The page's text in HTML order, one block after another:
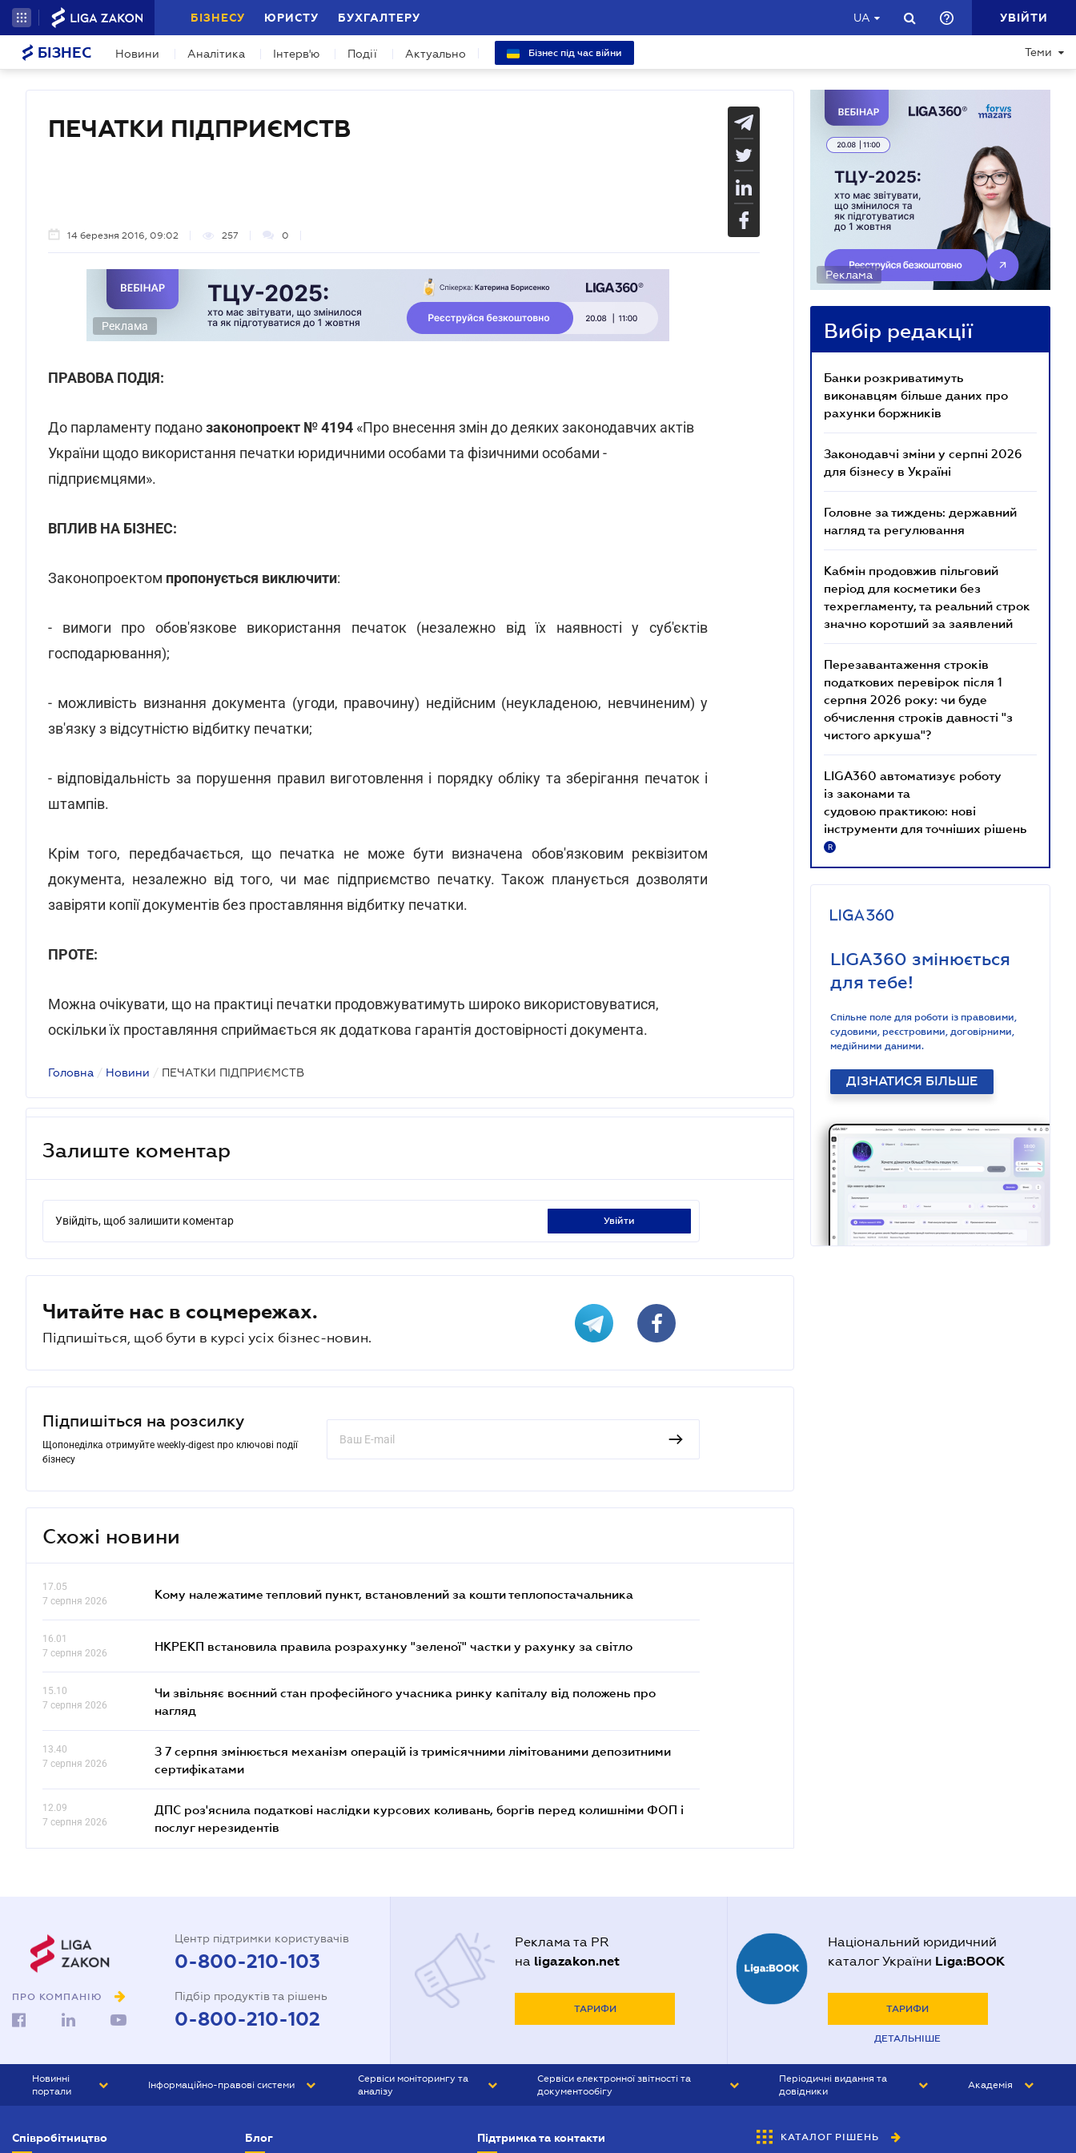
БІЗНЕСУ ЮРИСТУ БУХГАЛТЕРУ UA УВІЙТИ
БІЗНЕС Новини Аналітика Інтерв'ю Події Актуально Бізнес під час війни Теми
ПЕЧАТКИ ПІДПРИЄМСТВ
14 березня 2016, 09:02 257 0
Реклама
ПРАВОВА ПОДІЯ:
До парламенту поданозаконопроект № 4194 «Про внесення змін до деяких законодавчих актів
України щодо використання печатки юридичними особами та фізичними особами -
підприємцями».
ВПЛИВ НА БІЗНЕС:
Законопроектом пропонується виключити:
- вимоги про обов'язкове використання печаток (незалежно від їх наявності у суб'єктів
господарювання);
- можливість визнання документа (угоди, правочину) недійсним (неукладеною, невчиненим) у
зв'язку з відсутністю відбитку печатки;
- відповідальність за порушення правил виготовлення і порядку обліку та зберігання печаток і
штампів.
Крім того, передбачається, що печатка не може бути визначена обов'язковим реквізитом
документа, незалежно від того, чи має підприємство печатку. Також планується дозволяти
завіряти копії документів без проставляння відбитку печатки.
ПРОТЕ:
Можна очікувати, що на практиці печатки продовжуватимуть широко використовуватися,
оскільки їх проставляння сприймається як додаткова гарантія достовірності документа.
Головна / Новини / ПЕЧАТКИ ПІДПРИЄМСТВ
Залиште коментар
Увійдіть, щоб залишити коментар увійти
Читайте нас в соцмережах.
Підпишіться, щоб бути в курсі усіх бізнес-новин.
Підпишіться на розсилку
Щопонеділка отримуйте weekly-digest про ключові події
бізнесу
Схожі новини
17.05
7 серпня 2026
Кому належатиме тепловий пункт, встановлений за кошти теплопостачальника
16.01
7 серпня 2026
НКРЕКП встановила правила розрахунку "зеленої" частки у рахунку за світло
15.10
7 серпня 2026
Чи звільняє воєнний стан професійного учасника ринку капіталу від положень про
нагляд
13.40
7 серпня 2026
З 7 серпня змінюється механізм операцій із тримісячними лімітованими депозитними
сертифікатами
12.09
7 серпня 2026
ДПС роз'яснила податкові наслідки курсових коливань, боргів перед колишніми ФОП і
послуг нерезидентів
Реклама
Вибір редакції
Банки розкриватимуть
виконавцям більше даних про
рахунки боржників
Законодавчі зміни у серпні 2026
для бізнесу в Україні
Головне за тиждень: державний
нагляд та регулювання
Кабмін продовжив пільговий
період для косметики без
техрегламенту, та реальний строк
значно коротший за заявлений
Перезавантаження строків
податкових перевірок після 1
серпня 2026 року: чи буде
обчислення строків давності "з
чистого аркуша"?
LIGA360 автоматизує роботу
із законами та
судовою практикою: нові
інструменти для точніших рішень
R
LIGA360 змінюється
для тебе!
Спільне поле для роботи із правовими,
судовими, реєстровими, договірними,
медійними даними.
ДІЗНАТИСЯ БІЛЬШЕ
ПРО КОМПАНІЮ
Центр підтримки користувачів
0-800-210-103
Підбір продуктів та рішень
0-800-210-102
Реклама та PR
на ligazakon.net
ТАРИФИ
Національний юридичний
каталог України Liga:BOOK
ТАРИФИ
ДЕТАЛЬНІШЕ
Новинні
портали
БІЗНЕС
Інформаційно-правові системи
Сервіси моніторингу та
аналізу
Сервіси електронної звітності та
документообігу
Періодичні видання та
довідники
БУХГАЛТЕР&ЗАКОН
Академія
Співробітництво Блог Підтримка та контакти КАТАЛОГ РІШЕНЬ